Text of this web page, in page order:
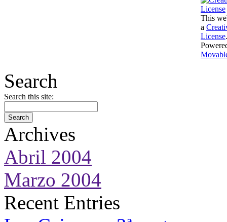
This
a
License.
Search
Search this site:
Archives
Abril 2004
Marzo 2004
Recent Entries